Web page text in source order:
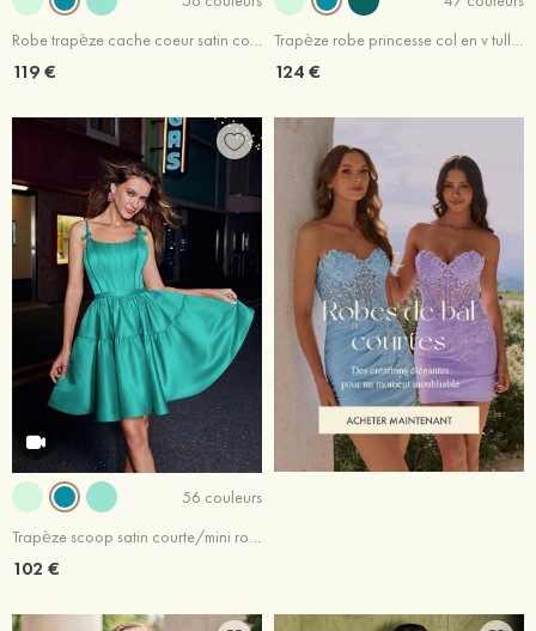
Robe trapèze cache coeur satin courte/mini robe de fête de la rentré avec plissé trou de serrure
119 €
Trapèze robe princesse col en v tulle courte/mini robe de fête de la rentrée
124 €
56 couleurs
Trapèze scoop satin courte/mini robe de fête de la rentrée avec plissé
102 €